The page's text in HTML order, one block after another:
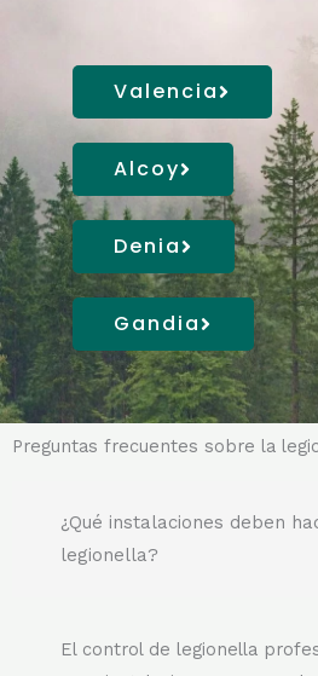
Valencia
Alcoy
Denia
Gandia
Preguntas frecuentes sobre la
¿Qué instalaciones deben
legionella?
El control de legionella